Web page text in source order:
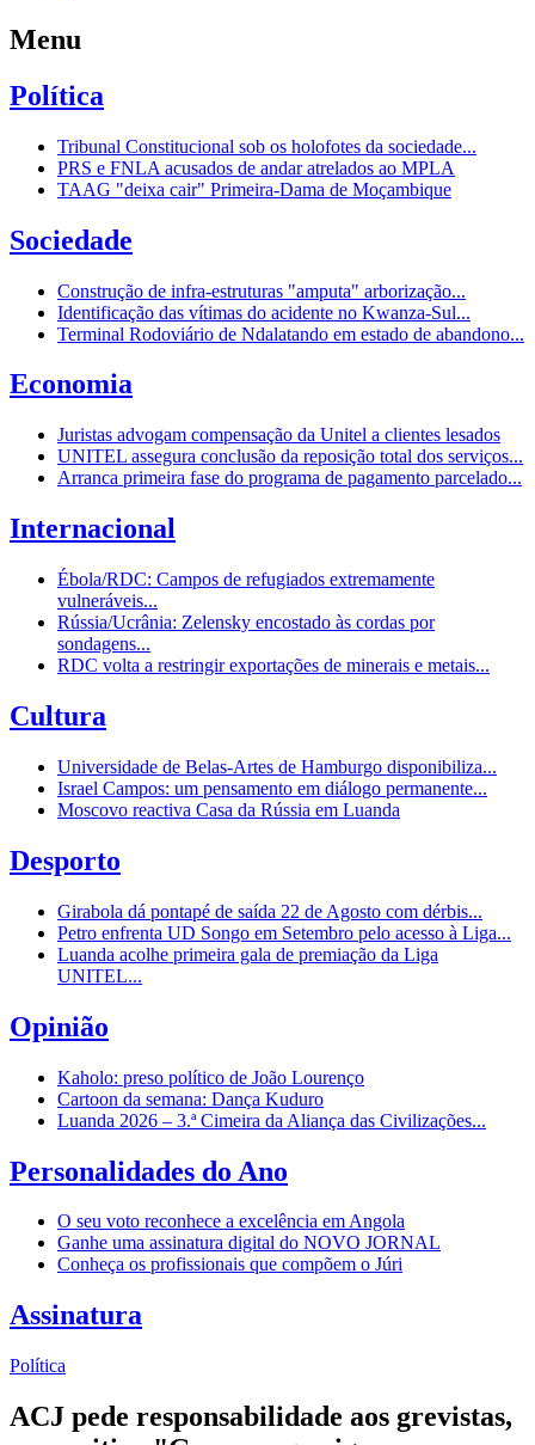
Menu
Política
Tribunal Constitucional sob os holofotes da sociedade...
PRS e FNLA acusados de andar atrelados ao MPLA
TAAG "deixa cair" Primeira-Dama de Moçambique
Sociedade
Construção de infra-estruturas "amputa" arborização...
Identificação das vítimas do acidente no Kwanza-Sul...
Terminal Rodoviário de Ndalatando em estado de abandono...
Economia
Juristas advogam compensação da Unitel a clientes lesados
UNITEL assegura conclusão da reposição total dos serviços...
Arranca primeira fase do programa de pagamento parcelado...
Internacional
Ébola/RDC: Campos de refugiados extremamente
vulneráveis...
Rússia/Ucrânia: Zelensky encostado às cordas por
sondagens...
RDC volta a restringir exportações de minerais e metais...
Cultura
Universidade de Belas-Artes de Hamburgo disponibiliza...
Israel Campos: um pensamento em diálogo permanente...
Moscovo reactiva Casa da Rússia em Luanda
Desporto
Girabola dá pontapé de saída 22 de Agosto com dérbis...
Petro enfrenta UD Songo em Setembro pelo acesso à Liga...
Luanda acolhe primeira gala de premiação da Liga
UNITEL...
Opinião
Kaholo: preso político de João Lourenço
Cartoon da semana: Dança Kuduro
Luanda 2026 – 3.ª Cimeira da Aliança das Civilizações...
Personalidades do Ano
O seu voto reconhece a excelência em Angola
Ganhe uma assinatura digital do NOVO JORNAL
Conheça os profissionais que compõem o Júri
Assinatura
Política
ACJ pede responsabilidade aos grevistas,